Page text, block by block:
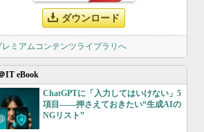
ダウンロード
レミアムコンテンツライブラリへ
IT eBook
ChatGPTに「入力してはいけない」5
項目――押さえておきたい“生成AIの
NGリスト”